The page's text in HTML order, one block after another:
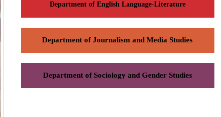
Department of English Language-Literature
Department of Journalism and Media Studies
Department of Sociology and Gender Studies